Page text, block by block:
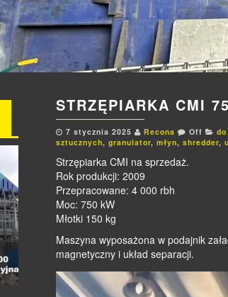
STRZĘPIARKA CMI
7 stycznia 2025 Recona Off
sztucznych, granulator, młyn, shredder,
Strzępiarka CMI na sprzedaż.
Rok produkcji: 2009
Przepracowane: 4 000 rbh
Moc: 750 kW
Młotki 150 kg
Maszyna wyposażona w podajnik
magnetyczny i układ separacji.